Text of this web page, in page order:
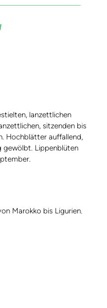
lanzettlichen
sitzenden bis
Hochblätter auffallend,
gewölbt. Lippenblüten
Marokko bis Ligurien.